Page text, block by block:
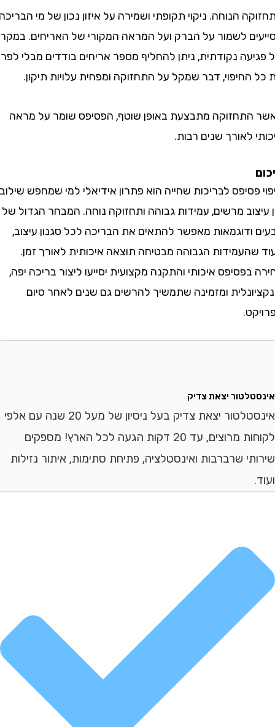
הנוחה. ניקוי תקופתי ושמירה על איזון נכון של מי הבריכה
לשמור על הברק ועל המראה המקורי של האריחים. במקרה
נקודתית, ניתן להחליף מספר אריחים בודדים מבלי לפרק
דבר שמקל על התחזוקה ומפחית עלויות תיקון.
מתבצעת באופן שוטף, הפסיפס שומר על מראה
לאורך שנים רבות.
לבריכות שחייה הוא פתרון אידיאלי למי שמחפש שילוב
מרשים, עמידות גבוהה ותחזוקה נוחה. המבחר הגדול של
מאפשר להתאים את הבריכה לכל סגנון עיצוב,
הגבוהה מבטיחה תוצאה איכותית לאורך זמן.
איכותי והתקנה מקצועית יסייעו ליצור בריכה יפה,
ומזמינה שתמשיך להרשים גם שנים לאחר סיום
יצאת צדיק
אינסטלטור יצאת צדיק בעל ניסיון של מעל 20 שנה עם אלפי
לקוחות מרוצים, עד 20 דקות הגעה לכל הארץ! מספקים
שרברבות ואינסטלציה, פתיחת סתימות, איתור נזילות